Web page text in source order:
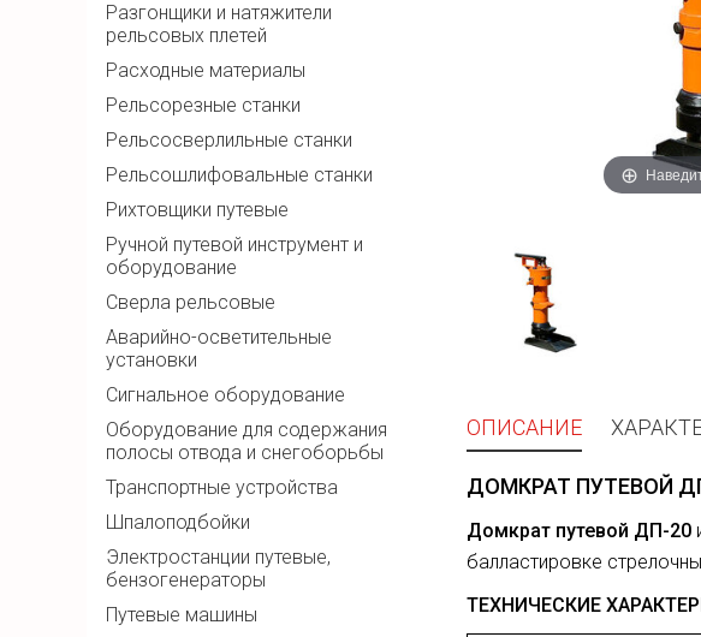
Разгонщики и натяжители
рельсовых плетей
Расходные материалы
Рельсорезные станки
Рельсосверлильные станки
Рельсошлифовальные станки
Рихтовщики путевые
Ручной путевой инструмент и
оборудование
Сверла рельсовые
Аварийно-осветительные
установки
Сигнальное оборудование
Оборудование для содержания
полосы отвода и снегоборьбы
Транспортные устройства
Шпалоподбойки
Электростанции путевые,
бензогенераторы
Путевые машины
ОПИСАНИЕ
ДОМКРАТ ПУТЕВОЙ
Домкрат путевой ДП-20
балластировке
ТЕХНИЧЕСКИЕ